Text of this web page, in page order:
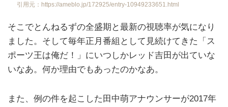
引用元：https://ameblo.jp/172925/entry-10949233651.html
そこでとんねるずの全盛期と最新の視聴率が気になり
ました。そして毎年正月番組として見続けてきた「ス
ポーツ王は俺だ！」にいつしかレッド吉田が出ていな
いなあ。何か理由でもあったのかなあ。
また、例の件を起こした田中萌アナウンサーが2017年